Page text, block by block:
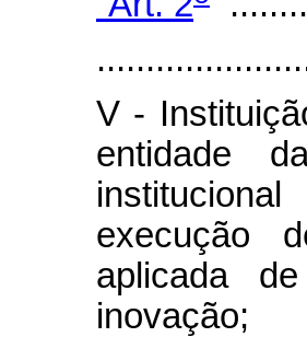
V -
entidade
execução
aplicada
inovação;